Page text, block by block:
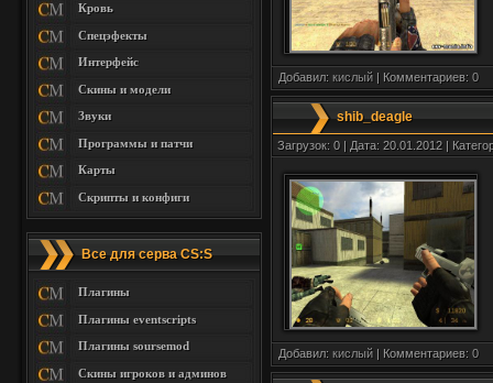
Кровь
Спецэфекты
Интерфейс
Скины и модели
Звуки
Программы и патчи
Карты
Скрипты и конфиги
Все для серва CS:S
Плагины
Плагины eventscripts
Плагины soursemod
Скины игроков и админов
Добавил: кислый | Комментариев: 0
shib_deagle
Загрузок: 0 | Дата: 20.01.2012 |
Добавил: кислый | Комментариев: 0